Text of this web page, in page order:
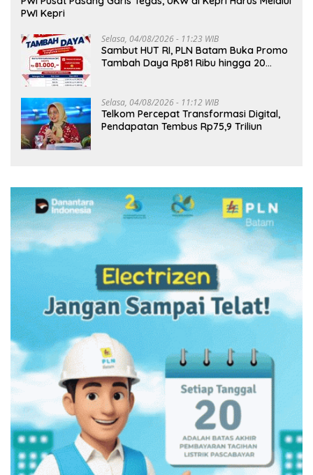
PWI Kepri
Selasa, 04/08/2026 - 11:23 WIB
Sambut HUT RI, PLN Batam Buka Promo
Tambah Daya Rp81 Ribu hingga 20
Selasa, 04/08/2026 - 11:12 WIB
Telkom Percepat Transformasi Digital,
Pendapatan Tembus Rp75,9 Triliun